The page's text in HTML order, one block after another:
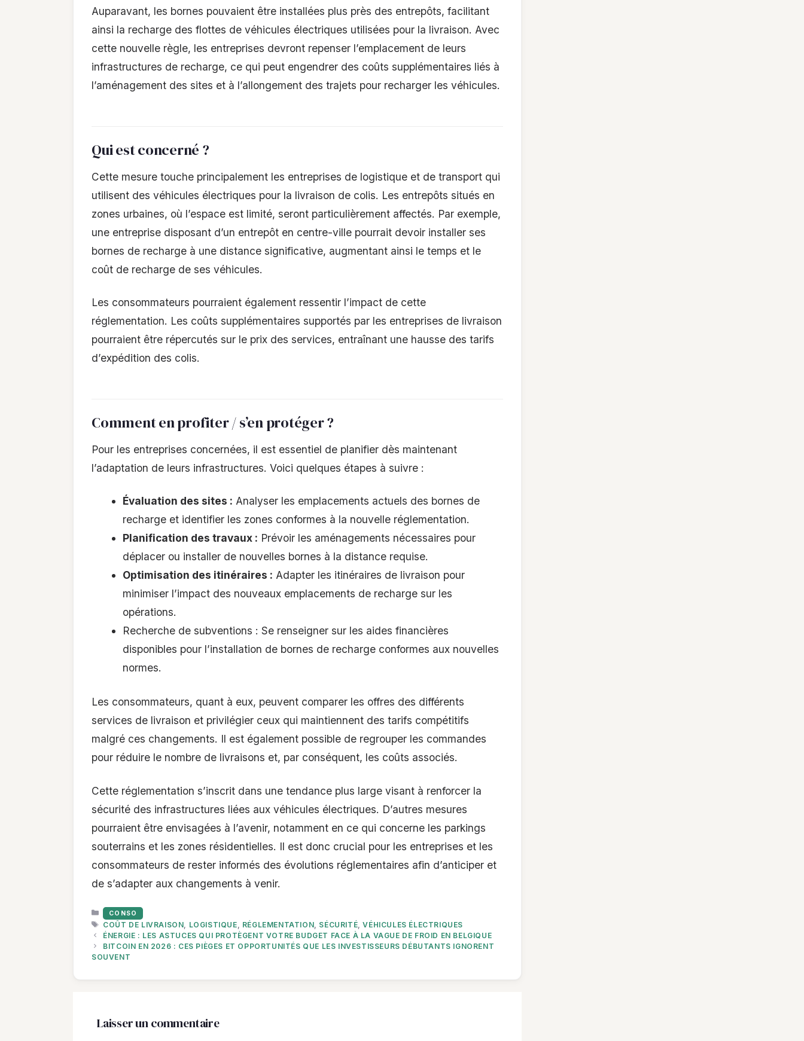
Auparavant, les bornes pouvaient être installées plus près des entrepôts, facilitant
ainsi la recharge des flottes de véhicules électriques utilisées pour la livraison. Avec
cette nouvelle règle, les entreprises devront repenser l’emplacement de leurs
infrastructures de recharge, ce qui peut engendrer des coûts supplémentaires liés à
l’aménagement des sites et à l’allongement des trajets pour recharger les véhicules.
Qui est concerné ?
Cette mesure touche principalement les entreprises de logistique et de transport qui
utilisent des véhicules électriques pour la livraison de colis. Les entrepôts situés en
zones urbaines, où l’espace est limité, seront particulièrement affectés. Par exemple,
une entreprise disposant d’un entrepôt en centre-ville pourrait devoir installer ses
bornes de recharge à une distance significative, augmentant ainsi le temps et le
coût de recharge de ses véhicules.
Les consommateurs pourraient également ressentir l’impact de cette
réglementation. Les coûts supplémentaires supportés par les entreprises de livraison
pourraient être répercutés sur le prix des services, entraînant une hausse des tarifs
d’expédition des colis.
Comment en profiter / s’en protéger ?
Pour les entreprises concernées, il est essentiel de planifier dès maintenant
l’adaptation de leurs infrastructures. Voici quelques étapes à suivre :
Évaluation des sites : Analyser les emplacements actuels des bornes de
recharge et identifier les zones conformes à la nouvelle réglementation.
Planification des travaux : Prévoir les aménagements nécessaires pour
déplacer ou installer de nouvelles bornes à la distance requise.
Optimisation des itinéraires : Adapter les itinéraires de livraison pour
minimiser l’impact des nouveaux emplacements de recharge sur les
opérations.
Recherche de subventions : Se renseigner sur les aides financières
disponibles pour l’installation de bornes de recharge conformes aux nouvelles
normes.
Les consommateurs, quant à eux, peuvent comparer les offres des différents
services de livraison et privilégier ceux qui maintiennent des tarifs compétitifs
malgré ces changements. Il est également possible de regrouper les commandes
pour réduire le nombre de livraisons et, par conséquent, les coûts associés.
Cette réglementation s’inscrit dans une tendance plus large visant à renforcer la
sécurité des infrastructures liées aux véhicules électriques. D’autres mesures
pourraient être envisagées à l’avenir, notamment en ce qui concerne les parkings
souterrains et les zones résidentielles. Il est donc crucial pour les entreprises et les
consommateurs de rester informés des évolutions réglementaires afin d’anticiper et
de s’adapter aux changements à venir.
CATÉGORIES
CONSO
ÉTIQUETTES
COÛT DE LIVRAISON LOGISTIQUE RÉGLEMENTATION SÉCURITÉ ,VÉHICULES ÉLECTRIQUES
ÉNERGIE : LES ASTUCES QUI PROTÈGENT VOTRE BUDGET FACE À LA VAGUE DE FROID EN BELGIQUE
BITCOIN EN 2026 : CES PIÈGES ET OPPORTUNITÉS QUE LES INVESTISSEURS DÉBUTANTS IGNORENT
SOUVENT
Laisser un commentaire